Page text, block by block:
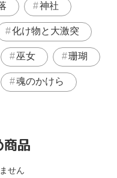
神社
化け物と大激突
巫女 珊瑚
魂のかけら
商品
せん